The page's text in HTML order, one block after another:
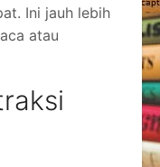
Ini jauh lebih
atau